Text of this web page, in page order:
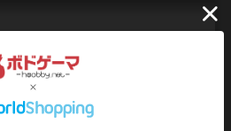
8歳～
ルールも！みんなで遊べる人狼ゲーム
れた村が人狼に取りつかれた。毎夜、